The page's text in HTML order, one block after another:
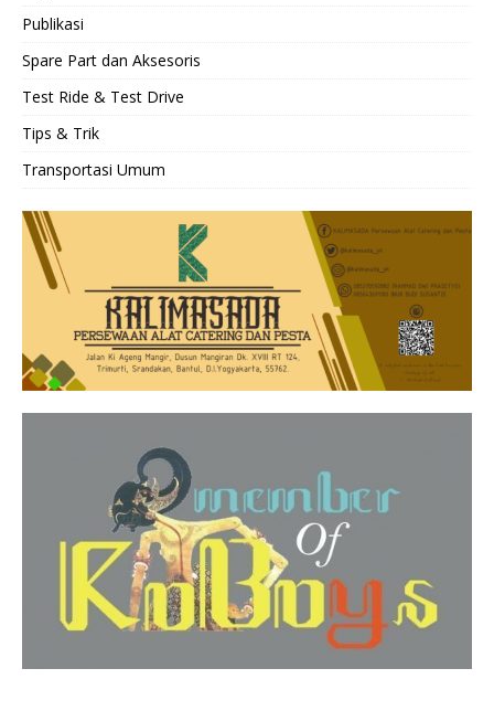
Publikasi
Spare Part dan Aksesoris
Test Ride & Test Drive
Tips & Trik
Transportasi Umum